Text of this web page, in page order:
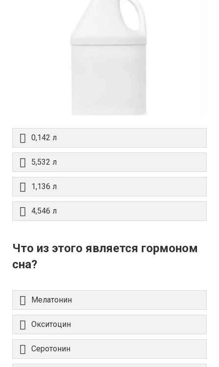
0,142 л
5,532 л
1,136 л
4,546 л
Что из этого является гормоном
сна?
Мелатонин
Окситоцин
Серотонин